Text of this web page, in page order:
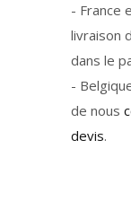
- France
livraison
dans le
-
de nous
devis.